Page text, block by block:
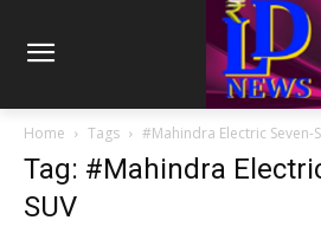
Home Tags #Mahindra Electric Seven-
Tag: #Mahindra
SUV